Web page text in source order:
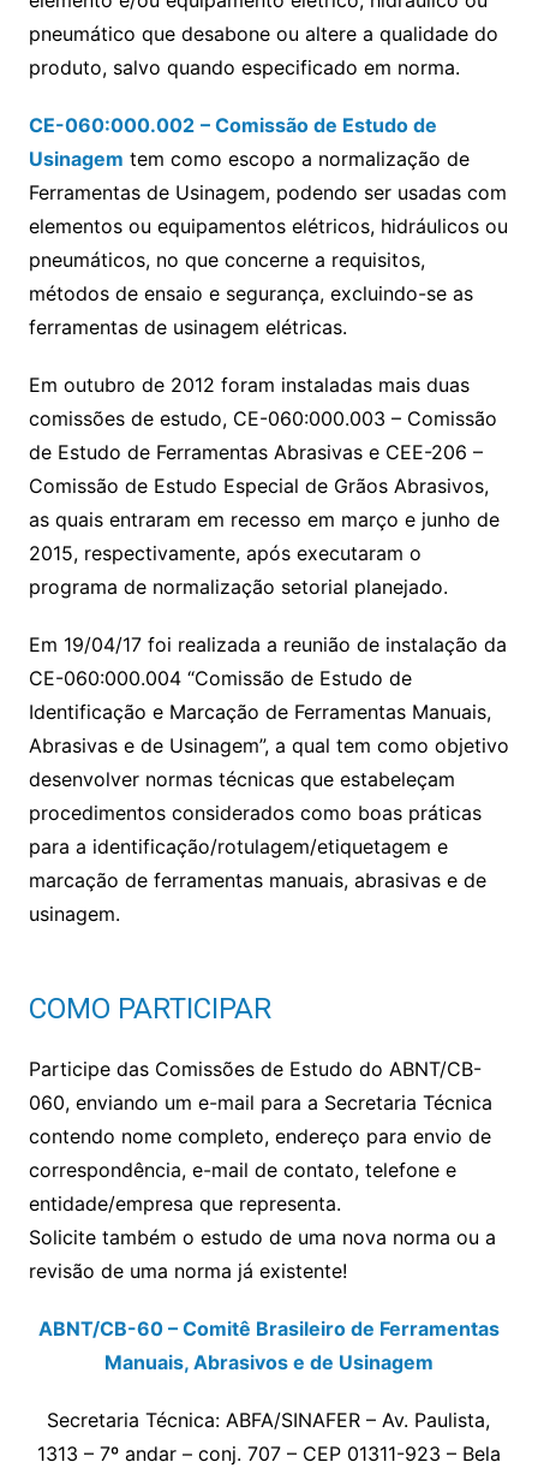
pneumático que desabone ou altere a qualidade do
produto, salvo quando especificado em norma.
CE-060:000.002 – Comissão de Estudo de
Usinagem tem como escopo a normalização de
Ferramentas de Usinagem, podendo ser usadas com
elementos ou equipamentos elétricos, hidráulicos ou
pneumáticos, no que concerne a requisitos,
métodos de ensaio e segurança, excluindo-se as
ferramentas de usinagem elétricas.
Em outubro de 2012 foram instaladas mais duas
comissões de estudo, CE-060:000.003 – Comissão
de Estudo de Ferramentas Abrasivas e CEE-206 –
Comissão de Estudo Especial de Grãos Abrasivos,
as quais entraram em recesso em março e junho de
2015, respectivamente, após executaram o
programa de normalização setorial planejado.
Em 19/04/17 foi realizada a reunião de instalação da
CE-060:000.004 “Comissão de Estudo de
Identificação e Marcação de Ferramentas Manuais,
Abrasivas e de Usinagem”, a qual tem como objetivo
desenvolver normas técnicas que estabeleçam
procedimentos considerados como boas práticas
para a identificação/rotulagem/etiquetagem e
marcação de ferramentas manuais, abrasivas e de
usinagem.
COMO PARTICIPAR
Participe das Comissões de Estudo do ABNT/CB-
060, enviando um e-mail para a Secretaria Técnica
contendo nome completo, endereço para envio de
correspondência, e-mail de contato, telefone e
entidade/empresa que representa.
Solicite também o estudo de uma nova norma ou a
revisão de uma norma já existente!
ABNT/CB-60 – Comitê Brasileiro de Ferramentas
Manuais, Abrasivos e de Usinagem
Secretaria Técnica: ABFA/SINAFER – Av. Paulista,
1313 – 7º andar – conj. 707 – CEP 01311-923 – Bela